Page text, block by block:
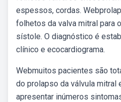
espessos, cordas.
folhetos da valva mitral para
sístole. O diagnóstico é
clínico e ecocardiograma.
Webmuitos pacientes são
do prolapso da válvula mitral
apresentar inúmeros